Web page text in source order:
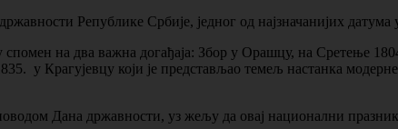
Републике Србије, једног од најзначанијих
на два важна догађаја: Збор у Орашцу, на Сретење
у Крагујевцу који је представљао темељ настанка
Дана државности, уз жељу да овај национални празник